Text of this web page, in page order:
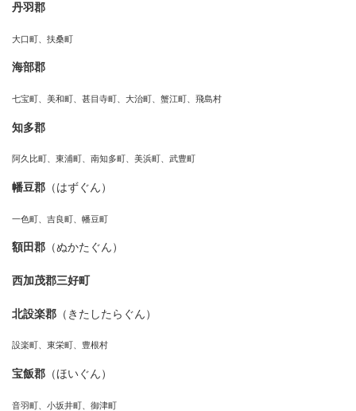
丹羽郡
大口町、扶桑町
海部郡
七宝町、美和町、甚目寺町、大治町、蟹江町、飛島村
知多郡
阿久比町、東浦町、南知多町、美浜町、武豊町
幡豆郡 （はずぐん）
一色町、吉良町、幡豆町
額田郡 （ぬかたぐん）
西加茂郡三好町
北設楽郡 （きたしたらぐん）
設楽町、東栄町、豊根村
宝飯郡 （ほいぐん）
音羽町、小坂井町、御津町